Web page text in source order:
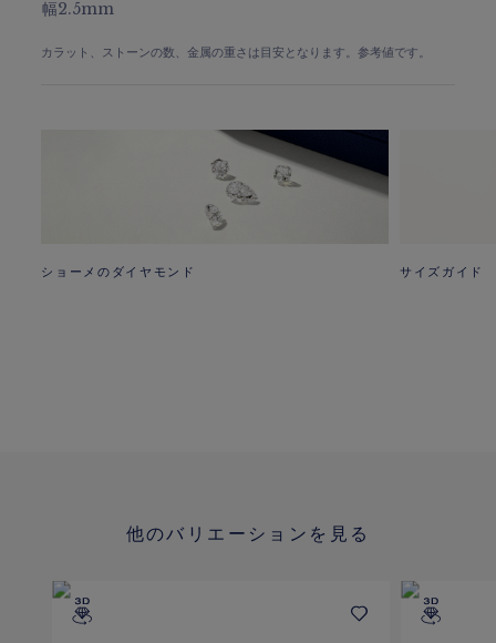
幅2.5mm
カラット、ストーンの数、金属の重さは目安となります。参考値です。
ショーメのダイヤモンド サイズガイド
他のバリエーションを見る